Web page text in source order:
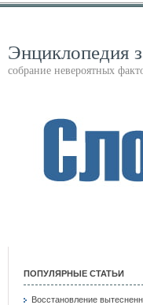
Энциклопедия
собрание невероятных
ПОПУЛЯРНЫЕ СТАТЬИ
Восстановление